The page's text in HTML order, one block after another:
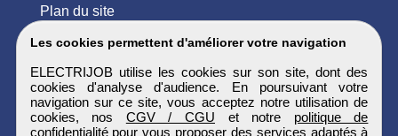
Les cookies permettent d'améliorer votre navigation
ELECTRIJOB utilise les cookies sur son site, dont des
cookies d'analyse d'audience. En poursuivant votre
navigation sur ce site, vous acceptez notre utilisation de
cookies, nos CGV / CGU et notre politique de
confidentialitépour vous proposer des services adaptés à
Plan du site